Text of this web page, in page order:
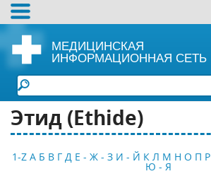
МЕДИЦИНСКАЯ
ИНФОРМАЦИОННАЯ СЕТЬ
Этид (Ethide)
1-Z А Б В Г Д Е - Ж - З И - Й К Л М Н О П Р
Ю - Я